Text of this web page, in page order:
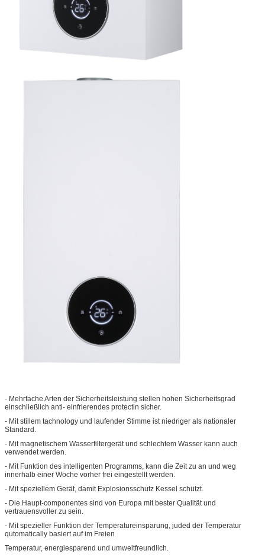
- Mehrfache Arten der Sicherheitsleistung stellen hohen Sicherheitsgrad
einschließlich anti- einfrierendes protectin sicher.
- Mit stillem tachnology und laufender Stimme ist niedriger als nationaler
Standard.
- Mit magnetischem Wasserfiltergerät und schlechtem Wasser kann auch
verwendet werden.
- Mit Funktion des intelligenten Programms, kann die Zeit zu an und weg
innerhalb einer Woche vorher frei eingestellt werden.
- Mit speziellem Gerät, damit Explosionsschutz Kessel schützt.
- Die Haupt-componentes sind von Europa mit bester Qualität und
vertrauensvoller zu sein.
- Mit spezieller Funktion der Temperatureinsparung, juded der Temperatur
qutomatically basiert auf im Freien
Temperatur, energiesparend und umweltfreundlich.